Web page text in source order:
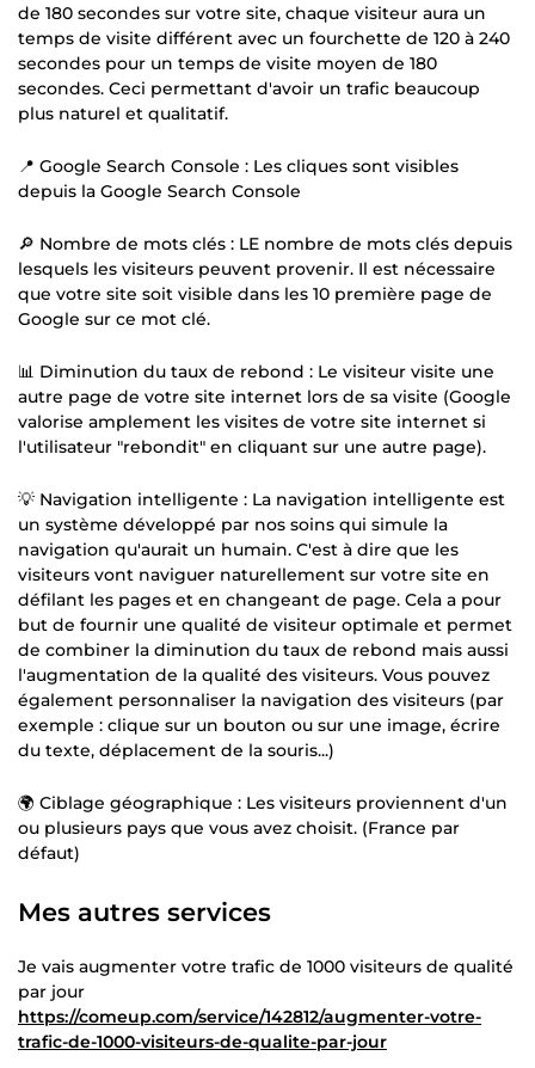
de 180 secondes sur votre site, chaque visiteur aura un
temps de visite différent avec un fourchette de 120 à 240
secondes pour un temps de visite moyen de 180
secondes. Ceci permettant d'avoir un trafic beaucoup
plus naturel et qualitatif.
📍 Google Search Console : Les cliques sont visibles
depuis la Google Search Console
🔎 Nombre de mots clés : LE nombre de mots clés depuis
lesquels les visiteurs peuvent provenir. Il est nécessaire
que votre site soit visible dans les 10 première page de
Google sur ce mot clé.
📊 Diminution du taux de rebond : Le visiteur visite une
autre page de votre site internet lors de sa visite (Google
valorise amplement les visites de votre site internet si
l'utilisateur "rebondit" en cliquant sur une autre page).
💡 Navigation intelligente : La navigation intelligente est
un système développé par nos soins qui simule la
navigation qu'aurait un humain. C'est à dire que les
visiteurs vont naviguer naturellement sur votre site en
défilant les pages et en changeant de page. Cela a pour
but de fournir une qualité de visiteur optimale et permet
de combiner la diminution du taux de rebond mais aussi
l'augmentation de la qualité des visiteurs. Vous pouvez
également personnaliser la navigation des visiteurs (par
exemple : clique sur un bouton ou sur une image, écrire
du texte, déplacement de la souris...)
🌍 Ciblage géographique : Les visiteurs proviennent d'un
ou plusieurs pays que vous avez choisit. (France par
défaut)
Mes autres services
Je vais augmenter votre trafic de 1000 visiteurs de qualité
par jour
https://comeup.com/service/142812/augmenter-votre-
trafic-de-1000-visiteurs-de-qualite-par-jour